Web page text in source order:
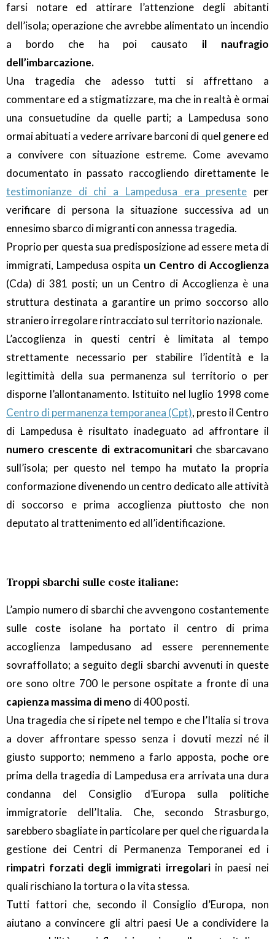
farsi notare ed attirare l’attenzione degli abitanti
dell’isola; operazione che avrebbe alimentato un incendio
a bordo che ha poi causato il naufragio
dell’imbarcazione.
Una tragedia che adesso tutti si affrettano a
commentare ed a stigmatizzare, ma che in realtà è ormai
una consuetudine da quelle parti; a Lampedusa sono
ormai abituati a vedere arrivare barconi di quel genere ed
a convivere con situazione estreme. Come avevamo
documentato in passato raccogliendo direttamente le
testimonianze di chi a Lampedusa era presente per
verificare di persona la situazione successiva ad un
ennesimo sbarco di migranti con annessa tragedia.
Proprio per questa sua predisposizione ad essere meta di
immigrati, Lampedusa ospita un Centro di Accoglienza
(Cda) di 381 posti; un un Centro di Accoglienza è una
struttura destinata a garantire un primo soccorso allo
straniero irregolare rintracciato sul territorio nazionale.
L’accoglienza in questi centri è limitata al tempo
strettamente necessario per stabilire l’identità e la
legittimità della sua permanenza sul territorio o per
disporne l’allontanamento. Istituito nel luglio 1998 come
Centro di permanenza temporanea (Cpt), presto il Centro
di Lampedusa è risultato inadeguato ad affrontare il
numero crescente di extracomunitari che sbarcavano
sull’isola; per questo nel tempo ha mutato la propria
conformazione divenendo un centro dedicato alle attività
di soccorso e prima accoglienza piuttosto che non
deputato al trattenimento ed all’identificazione.
Troppi sbarchi sulle coste italiane:
L’ampio numero di sbarchi che avvengono costantemente
sulle coste isolane ha portato il centro di prima
accoglienza lampedusano ad essere perennemente
sovraffollato; a seguito degli sbarchi avvenuti in queste
ore sono oltre 700 le persone ospitate a fronte di una
capienza massima di meno di 400 posti.
Una tragedia che si ripete nel tempo e che l’Italia si trova
a dover affrontare spesso senza i dovuti mezzi né il
giusto supporto; nemmeno a farlo apposta, poche ore
prima della tragedia di Lampedusa era arrivata una dura
condanna del Consiglio d’Europa sulla politiche
immigratorie dell’Italia. Che, secondo Strasburgo,
sarebbero sbagliate in particolare per quel che riguarda la
gestione dei Centri di Permanenza Temporanei ed i
rimpatri forzati degli immigrati irregolariin paesi nei
quali rischiano la tortura o la vita stessa.
Tutti fattori che, secondo il Consiglio d’Europa, non
aiutano a convincere gli altri paesi Ue a condividere la